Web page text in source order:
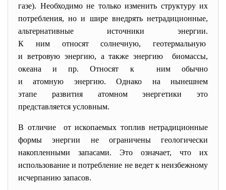
газе). Необходимо не только изменить структуру их
потребления, но и шире внедрять нетрадиционные,
альтернативные источники энергии.
К ним относят солнечную, геотермальную
и ветровую энергию, а также энергию биомассы,
океана и пр. Относят к ним обычно
и атомную энергию. Однако на нынешнем
этапе развития атомном энергетики это
представляется условным.
В отличие от ископаемых топлив нетрадиционные
формы энергии не ограничены геологически
накопленными запасами. Это означает, что их
использование и потребление не ведет к неизбежному
исчерпанию запасов.